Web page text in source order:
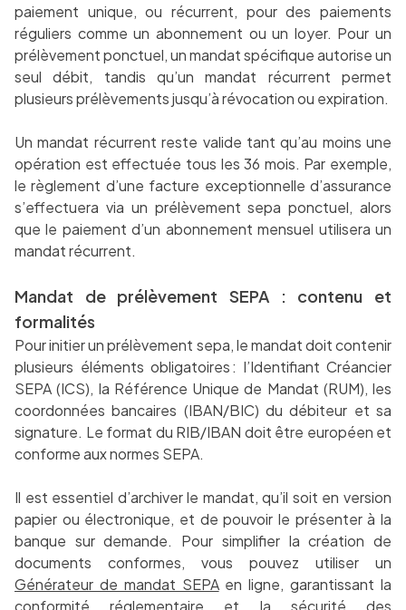
paiement unique, ou récurrent, pour des paiements
réguliers comme un abonnement ou un loyer. Pour un
prélèvement ponctuel, un mandat spécifique autorise un
seul débit, tandis qu’un mandat récurrent permet
plusieurs prélèvements jusqu’à révocation ou expiration.
Un mandat récurrent reste valide tant qu’au moins une
opération est effectuée tous les 36 mois. Par exemple,
le règlement d’une facture exceptionnelle d’assurance
s’effectuera via un prélèvement sepa ponctuel, alors
que le paiement d’un abonnement mensuel utilisera un
mandat récurrent.
Mandat de prélèvement SEPA : contenu et
formalités
Pour initier un prélèvement sepa, le mandat doit contenir
plusieurs éléments obligatoires : l’Identifiant Créancier
SEPA (ICS), la Référence Unique de Mandat (RUM), les
coordonnées bancaires (IBAN/BIC) du débiteur et sa
signature. Le format du RIB/IBAN doit être européen et
conforme aux normes SEPA.
Il est essentiel d’archiver le mandat, qu’il soit en version
papier ou électronique, et de pouvoir le présenter à la
banque sur demande. Pour simplifier la création de
documents conformes, vous pouvez utiliser un
Générateur de mandat SEPAen ligne, garantissant la
conformité réglementaire et la sécurité des